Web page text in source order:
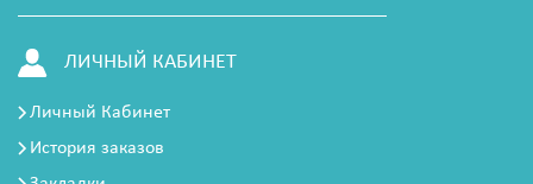
ЛИЧНЫЙ КАБИНЕТ
Личный Кабинет
История заказов